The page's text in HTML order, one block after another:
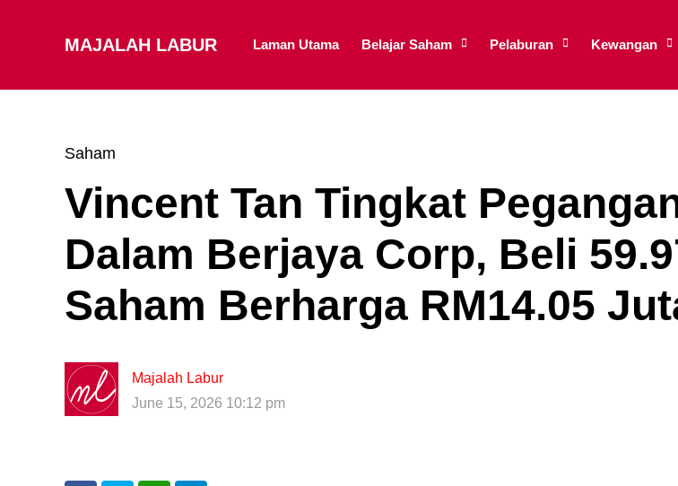
MAJALAH LABUR Laman Utama Belajar Saham Pelaburan Kewangan
Saham
Vincent Tan Tingkat
Dalam Berjaya Corp, Beli
Saham Berharga RM14.05
Majalah Labur
June 15, 2026 10:12 pm